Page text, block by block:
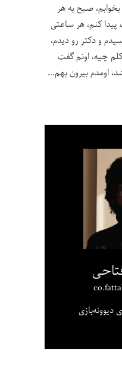
صبح به هر
کنم، هر ساعتی
و دکتر رو دیدم،
چیه، اونم گفت
اومدم بیرون بهم
دیوونه‌بازی